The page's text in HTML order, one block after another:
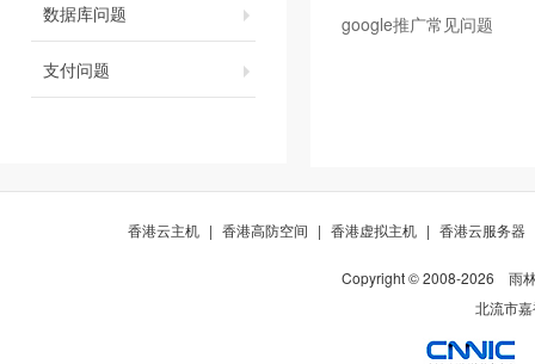
数据库问题
支付问题
google推广常见问题
香港云主机 | 香港高防空间 | 香港虚拟主机 | 香港云服务器
Copyright © 2008-2026
雨
北流市